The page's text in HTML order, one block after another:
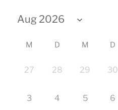
M D M D
27 28 29 30
3 4 5 6